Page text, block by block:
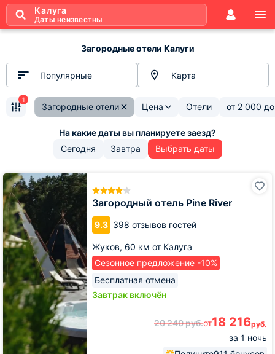
Калуга
Даты неизвестны
Загородные отели Калуги
Популярные Карта
Загородные отели Цена Отели от 2 000
1
Сегодня Завтра Выбрать даты
Загородный отель Pine River
9.3 398 отзывов гостей
Жуков, 60 км от Калуга
Сезонное предложение -10%
Бесплатная отмена
Завтрак включён
20 240руб.от18 216руб.
за 1 ночь
Загородный
отель
Pine
River